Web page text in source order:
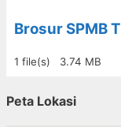
Brosur SPMB
1 file(s) 3.74 MB
Peta Lokasi